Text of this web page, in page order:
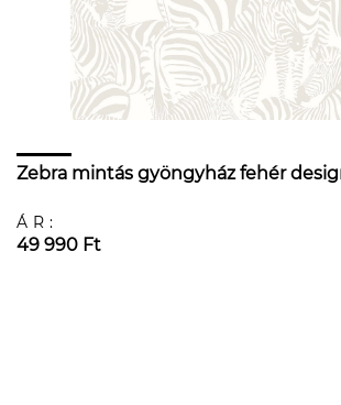
Zebra mintás gyöngyház fehér
ÁR:
49 990 Ft